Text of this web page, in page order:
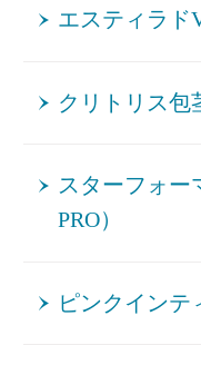
エスティラド
クリトリス包
スターフォー
PRO）
ピンクインテ